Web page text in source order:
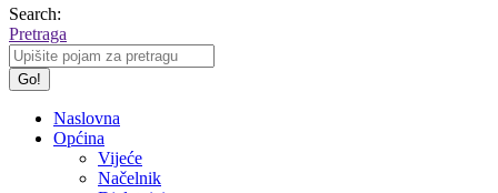
Search:
Pretraga
Naslovna
Općina
Vijeće
Načelnik